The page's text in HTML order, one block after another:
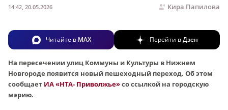
Кира Папилова
14:42, 20.05.2026
Читайте в MAX Перейти вДзен
На пересечении улиц Коммуны и Культуры в Нижнем
Новгороде появится новый пешеходный переход. Об этом
сообщает ИА «НТА- Приволжье»со ссылкой на городскую
мэрию.